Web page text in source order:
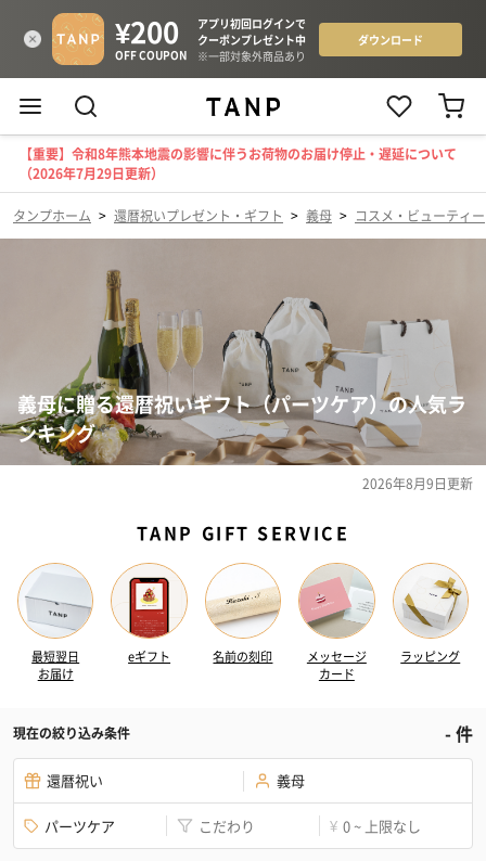
【重要】令和8年熊本地震の影響に伴うお荷物のお届け停止・遅延について
（2026年7月29日更新）
タンプホーム > 還暦祝いプレゼント・ギフト > 義母 > コスメ・ビューティー
義母に贈る還暦祝いギフト（パーツケア）の人気ラ
ンキング
2026年8月9日更新
TANP GIFT SERVICE
最短翌日
お届け
eギフト 名前の刻印
メッセージ
カード
ラッピング
現在の絞り込み条件 -件
還暦祝い 義母
パーツケア こだわり ¥ 0 ~ 上限なし